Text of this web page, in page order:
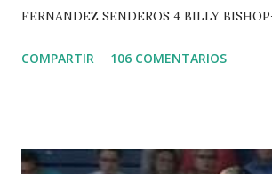
FERNANDEZ SENDEROS 4 BILLY
-EPAILLARD 7 GIG AMAI M WHITAKER 8
POWER - MILLAR 5 ARMANIE -VOORN 6
COMPARTIR 106 COMENTARIOS